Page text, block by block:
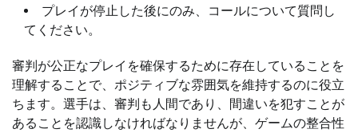
プレイが停止した後にのみ、コールについて質問し
てください。
審判が公正なプレイを確保するために存在していることを
理解することで、ポジティブな雰囲気を維持するのに役立
ちます。選手は、審判も人間であり、間違いを犯すことが
あることを認識しなければなりませんが、ゲームの整合性